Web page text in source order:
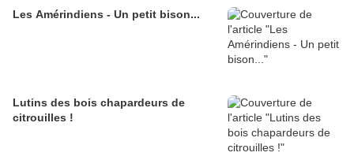
Les Amérindiens - Un petit bison...
Lutins des bois chapardeurs de
citrouilles !